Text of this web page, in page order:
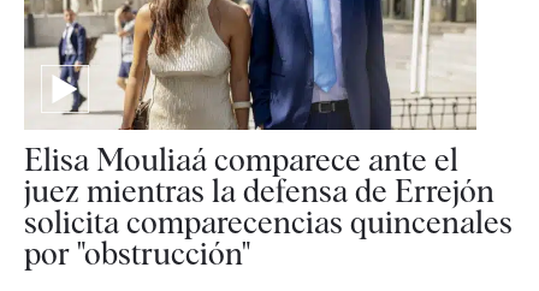
Elisa Mouliaá comparece ante el
juez mientras la defensa de Errejón
solicita comparecencias quincenales
por "obstrucción"